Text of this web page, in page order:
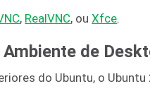
, RealVNC, ouXfce
de
do Ubuntu, o Ubuntu